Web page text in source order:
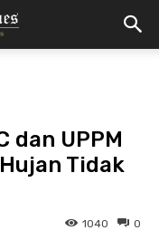
dan UPPM
Tidak
0
1040